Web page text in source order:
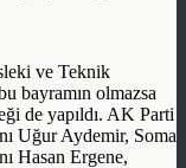
ve Teknik
bayramın olmazsa
de yapıldı. AK Parti
Uğur Aydemir, Soma
Hasan Ergene,